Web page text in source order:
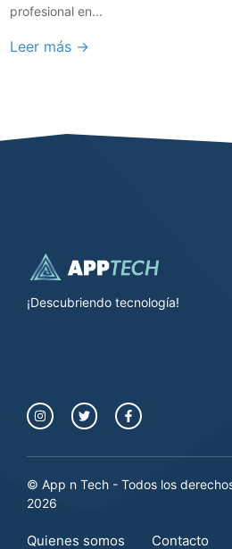
profesional en...
Leer más →
¡Descubriendo tecnología!
© App n Tech - Todos los
2026
Quienes somos Contacto